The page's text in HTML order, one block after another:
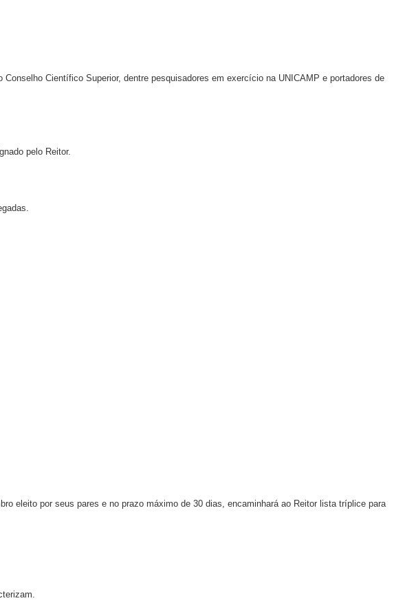
Científico Superior, dentre pesquisadores em exercício na UNICAMP e portadores de
pelo Reitor.
eleito por seus pares e no prazo máximo de 30 dias, encaminhará ao Reitor lista tríplice para